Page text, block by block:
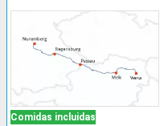
Comidas incluidas